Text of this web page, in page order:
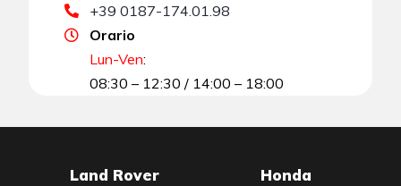
+39 0187-174.01.98
Orario
Lun-Ven:
08:30 – 12:30 / 14:00 – 18:00
Land Rover Honda